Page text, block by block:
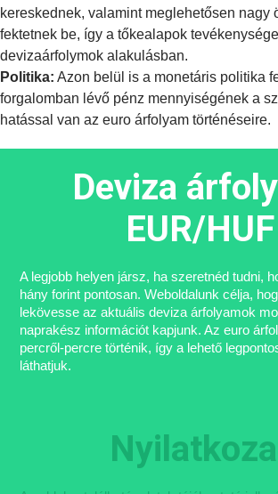
kereskednek, valamint meglehetősen nagy
fektetnek be, így a tőkealapok
devizaárfolymok alakulásban.
Politika: Azon belül is a monetáris politika
forgalomban lévő pénz mennyiségének a
hatással van az euro árfolyam történéseire.
Deviza
EUR/HUF
A legjobb helyen jársz, ha szeretnéd tudni,
hány forint pontosan. Weboldalunk célja,
lekövesse az aktuális deviza árfolyamok
naprakész információt kapjunk. Az euro
percről-percre történik, így a lehető
láthatjuk.